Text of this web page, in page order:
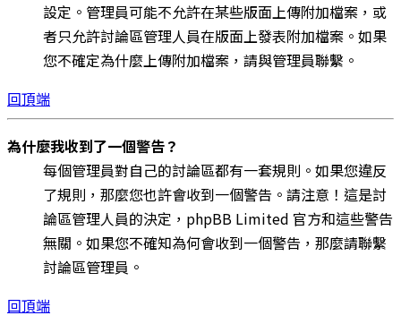
設定。管理員可能不允許在某些版面上傳附加檔案，或
者只允許討論區管理人員在版面上發表附加檔案。如果
您不確定為什麼上傳附加檔案，請與管理員聯繫。
回頂端
為什麼我收到了一個警告？
每個管理員對自己的討論區都有一套規則。如果您違反
了規則，那麼您也許會收到一個警告。請注意！這是討
論區管理人員的決定，phpBB Limited 官方和這些警告
無關。如果您不確知為何會收到一個警告，那麼請聯繫
討論區管理員。
回頂端